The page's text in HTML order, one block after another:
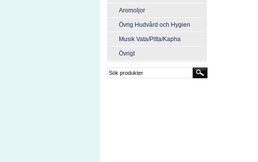
Aromoljor
Övrig Hudvård och Hygien
Musik Vata/Pitta/Kapha
Övrigt